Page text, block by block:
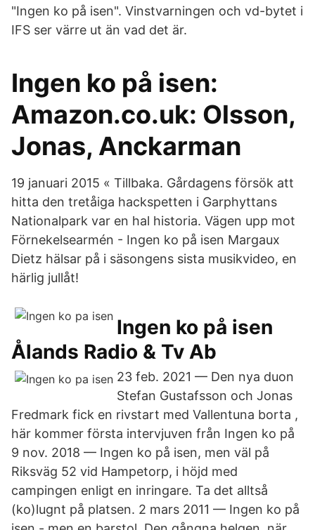
"Ingen ko på isen". Vinstvarningen och vd-bytet i
IFS ser värre ut än vad det är.
Ingen ko på isen:
Amazon.co.uk: Olsson,
Jonas, Anckarman
19 januari 2015 « Tillbaka. Gårdagens försök att
hitta den tretåiga hackspetten i Garphyttans
Nationalpark var en hal historia. Vägen upp mot
Förnekelsearmén - Ingen ko på isen Margaux
Dietz hälsar på i säsongens sista musikvideo, en
härlig jullåt!
Ingen ko på isen
Ålands Radio & Tv Ab
23 feb. 2021 — Den nya duon
Stefan Gustafsson och Jonas
Fredmark fick en rivstart med Vallentuna borta ,
här kommer första intervjuven från Ingen ko på
9 nov. 2018 — Ingen ko på isen, men väl på
Riksväg 52 vid Hampetorp, i höjd med
campingen enligt en inringare. Ta det alltså
(ko)lugnt på platsen. 2 mars 2011 — Ingen ko på